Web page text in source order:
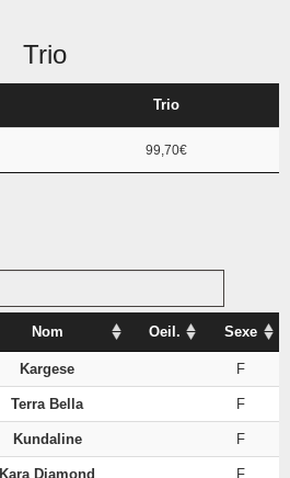
Trio
Trio
99,70€
Nom Oeil. Sexe
Kargese F
Terra Bella F
Kundaline F
Kara Diamond F